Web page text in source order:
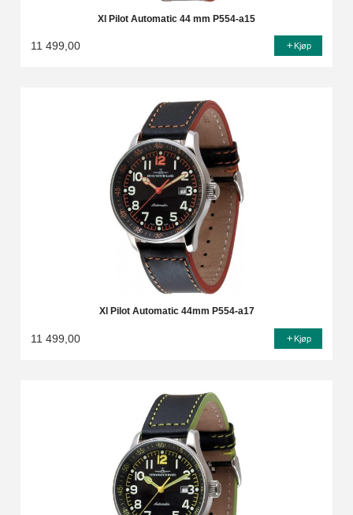
Xl Pilot Automatic 44 mm P554-a15
11 499,00 Kjøp
Xl Pilot Automatic 44mm P554-a17
11 499,00 Kjøp